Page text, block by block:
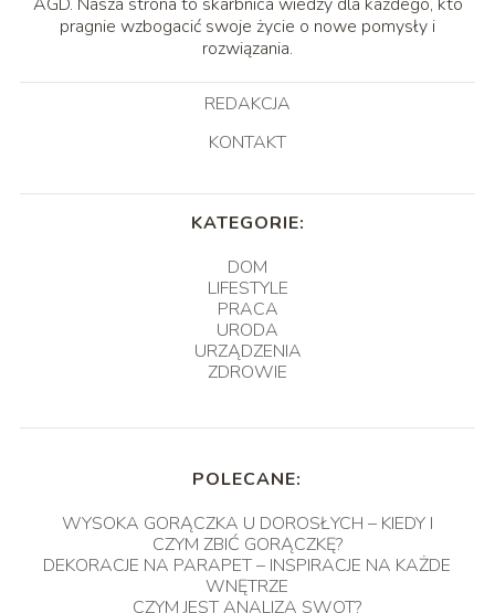
pragnie wzbogacić swoje życie o nowe pomysły i
rozwiązania.
REDAKCJA
KONTAKT
KATEGORIE:
DOM
LIFESTYLE
PRACA
URODA
URZĄDZENIA
ZDROWIE
POLECANE:
WYSOKA GORĄCZKA U DOROSŁYCH – KIEDY I
CZYM ZBIĆ GORĄCZKĘ?
DEKORACJE NA PARAPET – INSPIRACJE NA KAŻDE
WNĘTRZE
CZYM JEST ANALIZA SWOT?